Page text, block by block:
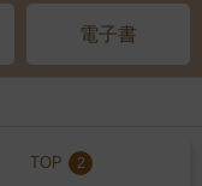
電子書
TOP 2